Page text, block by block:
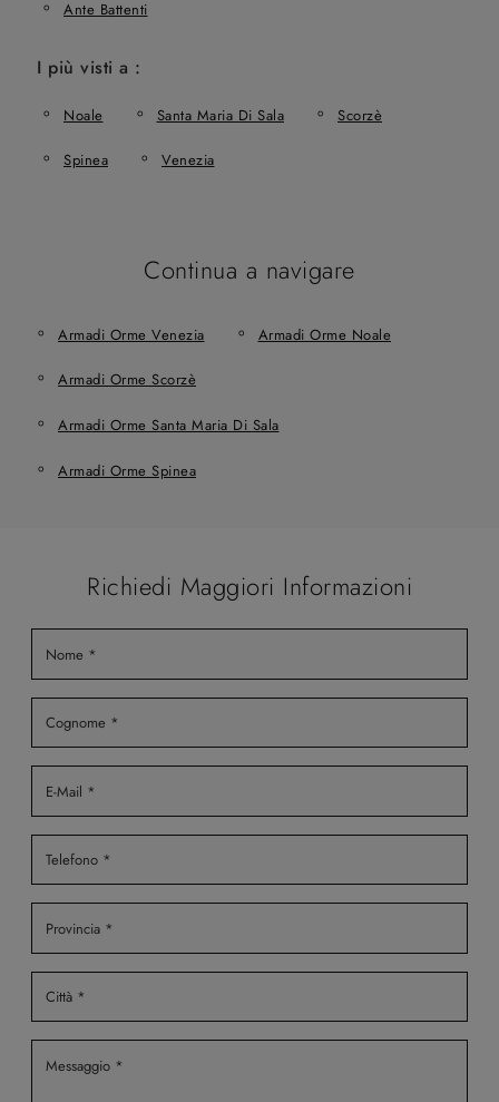
Ante Battenti
I più visti a :
Noale Santa Maria Di Sala Scorzè
Spinea Venezia
Continua a navigare
Armadi Orme Venezia Armadi Orme Noale
Armadi Orme Scorzè
Armadi Orme Santa Maria Di Sala
Armadi Orme Spinea
Richiedi Maggiori Informazioni